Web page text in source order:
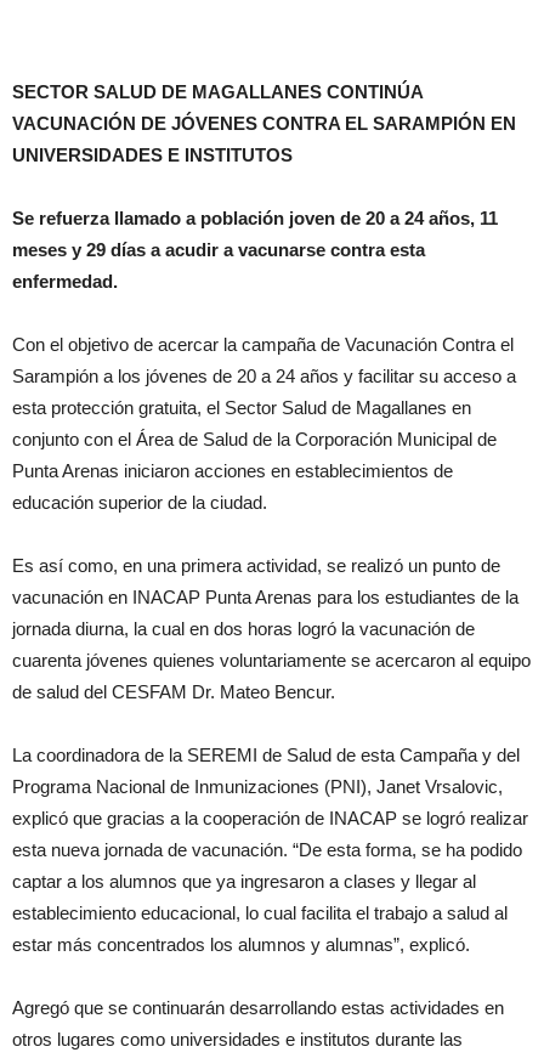
SECTOR SALUD DE MAGALLANES CONTINÚA
VACUNACIÓN DE JÓVENES CONTRA EL SARAMPIÓN EN
UNIVERSIDADES E INSTITUTOS
Se refuerza llamado a población joven de 20 a 24 años, 11
meses y 29 días a acudir a vacunarse contra esta
enfermedad.
Con el objetivo de acercar la campaña de Vacunación Contra el
Sarampión a los jóvenes de 20 a 24 años y facilitar su acceso a
esta protección gratuita, el Sector Salud de Magallanes en
conjunto con el Área de Salud de la Corporación Municipal de
Punta Arenas iniciaron acciones en establecimientos de
educación superior de la ciudad.
Es así como, en una primera actividad, se realizó un punto de
vacunación en INACAP Punta Arenas para los estudiantes de la
jornada diurna, la cual en dos horas logró la vacunación de
cuarenta jóvenes quienes voluntariamente se acercaron al equipo
de salud del CESFAM Dr. Mateo Bencur.
La coordinadora de la SEREMI de Salud de esta Campaña y del
Programa Nacional de Inmunizaciones (PNI), Janet Vrsalovic,
explicó que gracias a la cooperación de INACAP se logró realizar
esta nueva jornada de vacunación. “De esta forma, se ha podido
captar a los alumnos que ya ingresaron a clases y llegar al
establecimiento educacional, lo cual facilita el trabajo a salud al
estar más concentrados los alumnos y alumnas”, explicó.
Agregó que se continuarán desarrollando estas actividades en
otros lugares como universidades e institutos durante las